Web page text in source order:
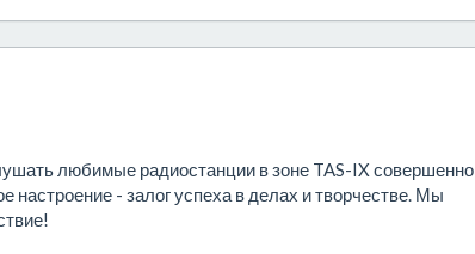
любимые радиостанции в зоне TAS-IX совершенно
настроение - залог успеха в делах и творчестве. Мы